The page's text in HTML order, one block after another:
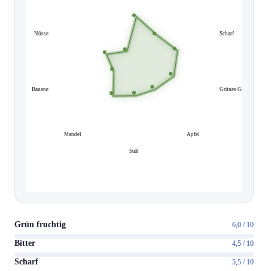
Scharf
Grünes Gras
Apfel
Süß
Mandel
Banane
Nüsse
Grün fruchtig 6,0 / 10
Bitter 4,5 / 10
Scharf 5,5 / 10